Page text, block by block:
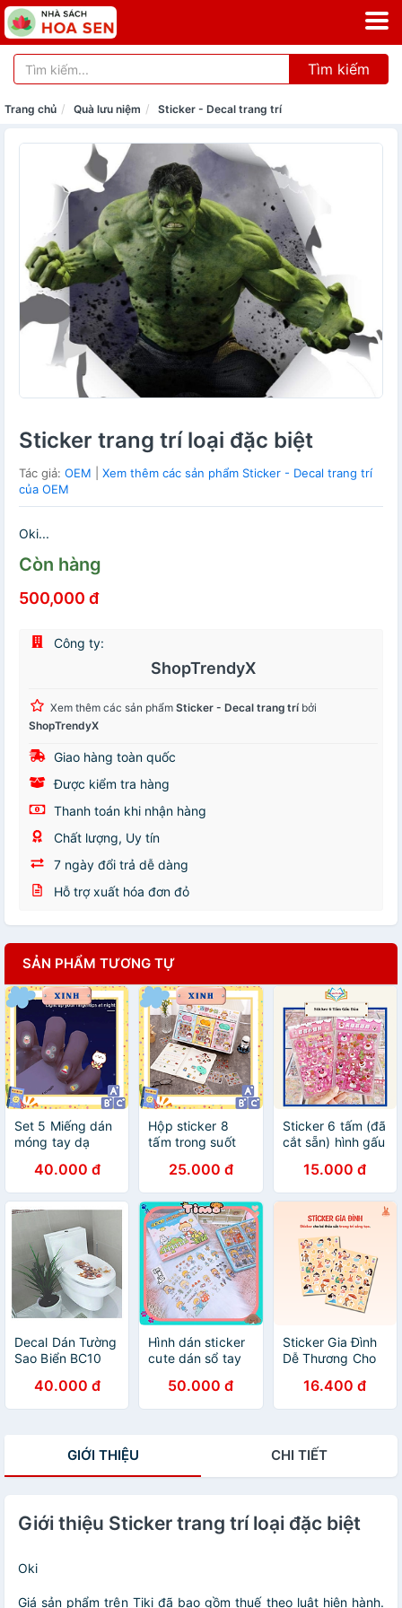
Tìm kiếm
Trang chủ Quà lưu niệm Sticker - Decal trang trí
Sticker trang trí loại đặc biệt
Tác giả: OEM
Xem thêm các sản phẩm Sticker - Decal trang trí
của OEM
Oki...
Còn hàng
500,000 đ
Công ty:
ShopTrendyX
Xem thêm các sản phẩm Sticker - Decal trang trí bởi
ShopTrendyX
Giao hàng toàn quốc
Được kiểm tra hàng
Thanh toán khi nhận hàng
Chất lượng, Uy tín
7 ngày đổi trả dễ dàng
Hỗ trợ xuất hóa đơn đỏ
SẢN PHẨM TƯƠNG TỰ
Set 5 Miếng dán
móng tay dạ
nhiên cute làm
quà tặng phụ
kiện cho bé
40.000 đ
Hộp sticker 8
tấm trong suốt
25.000 đ
Sticker 6 tấm (đã
cắt sẵn) hình gấu
15.000 đ
Decal Dán Tường
Sao Biển BC10
40.000 đ
Hình dán sticker
cute dán sổ tay
hộp 100 tấm
stickers chống
50.000 đ
Sticker Gia Đình
Dễ Thương Cho
Dán, Trang Trí Đồ
Chơi, Sách Vở
16.400 đ
GIỚI THIỆU CHI TIẾT
Giới thiệu Sticker trang trí loại đặc biệt
Oki
Giá sản phẩm trên Tiki đã bao gồm thuế theo luật hiện hành.